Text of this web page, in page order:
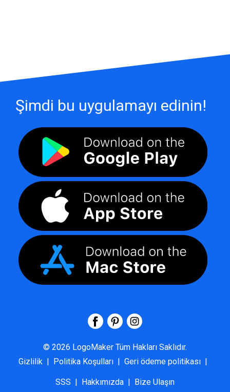
Şimdi bu uygulamayı edinin!
© 2026 LogoMaker Tüm Hakları Saklıdır.
Gizlilik | Politika Koşulları | Geri ödeme politikası |
SSS | Hakkımızda | Bize Ulaşın